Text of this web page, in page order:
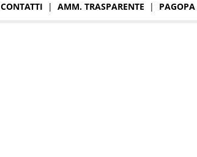
CONTATTI | AMM. TRASPARENTE | PAGOPA